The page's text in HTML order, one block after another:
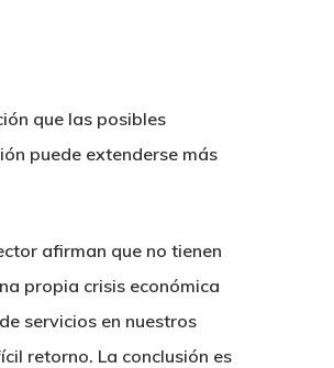
que las posibles
puede extenderse más
afirman que no tienen
propia crisis económica
servicios en nuestros
retorno. La conclusión es